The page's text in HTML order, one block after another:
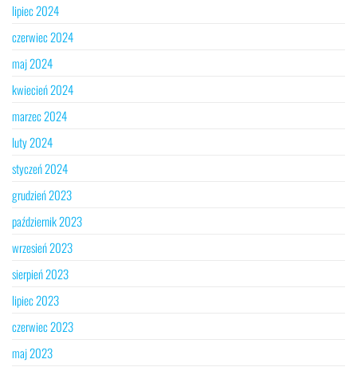
lipiec 2024
czerwiec 2024
maj 2024
kwiecień 2024
marzec 2024
luty 2024
styczeń 2024
grudzień 2023
październik 2023
wrzesień 2023
sierpień 2023
lipiec 2023
czerwiec 2023
maj 2023